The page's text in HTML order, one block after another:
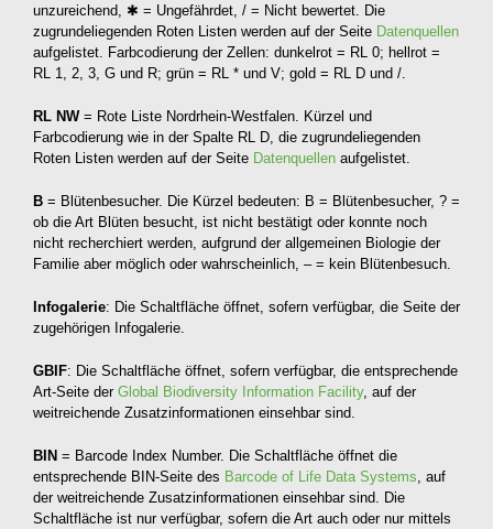
unzureichend, ✱ = Ungefährdet, / = Nicht bewertet. Die
zugrundeliegenden Roten Listen werden auf der Seite Datenquellen
aufgelistet. Farbcodierung der Zellen: dunkelrot = RL 0; hellrot =
RL 1, 2, 3, G und R; grün = RL * und V; gold = RL D und /.
RL NW= Rote Liste Nordrhein-Westfalen. Kürzel und
Farbcodierung wie in der Spalte RL D, die zugrundeliegenden
Roten Listen werden auf der Seite Datenquellenaufgelistet.
B= Blütenbesucher. Die Kürzel bedeuten: B = Blütenbesucher, ? =
ob die Art Blüten besucht, ist nicht bestätigt oder konnte noch
nicht recherchiert werden, aufgrund der allgemeinen Biologie der
Familie aber möglich oder wahrscheinlich, – = kein Blütenbesuch.
Infogalerie: Die Schaltfläche öffnet, sofern verfügbar, die Seite der
zugehörigen Infogalerie.
GBIF: Die Schaltfläche öffnet, sofern verfügbar, die entsprechende
Art-Seite der Global Biodiversity Information Facility, auf der
weitreichende Zusatzinformationen einsehbar sind.
BIN = Barcode Index Number. Die Schaltfläche öffnet die
entsprechende BIN-Seite des Barcode of Life Data Systems, auf
der weitreichende Zusatzinformationen einsehbar sind. Die
Schaltfläche ist nur verfügbar, sofern die Art auch oder nur mittels